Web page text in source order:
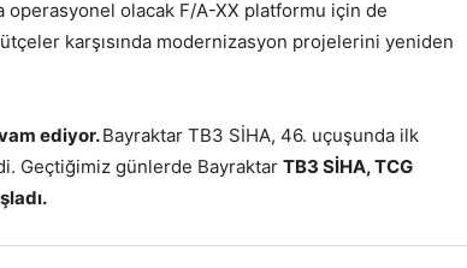
operasyonel olacak F/A-XX platformu için de
karşısında modernizasyon projelerini yeniden
ediyor.Bayraktar TB3 SİHA, 46. uçuşunda ilk
Geçtiğimiz günlerde Bayraktar TB3 SİHA, TCG